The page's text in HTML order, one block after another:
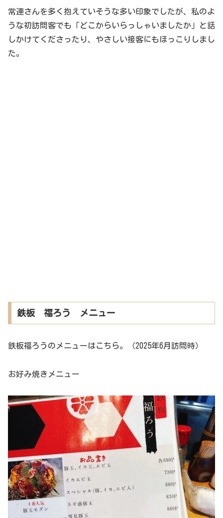
常連さんを多く抱えていそうな多い印象でしたが、私のよ
うな初訪問客でも「どこからいらっしゃいましたか」と話
しかけてくださったり、やさしい接客にもほっこりしまし
た。
鉄板 福ろう メニュー
鉄板福ろうのメニューはこちら。（2025年6月訪問時）
お好み焼きメニュー